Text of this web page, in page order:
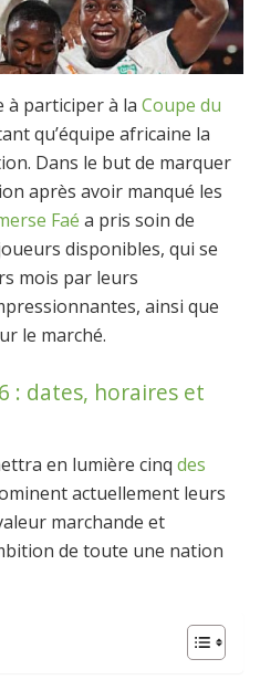
à participer à la Coupe du
qu’équipe africaine la
Dans le but de marquer
après avoir manqué les
Faé a pris soin de
disponibles, qui se
mois par leurs
ainsi que
le marché.
: dates, horaires et
en lumière cinq des
actuellement leurs
marchande et
de toute une nation